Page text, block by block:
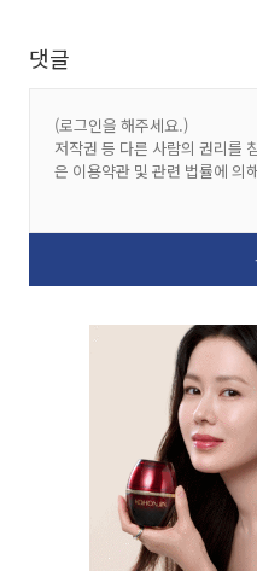
댓글